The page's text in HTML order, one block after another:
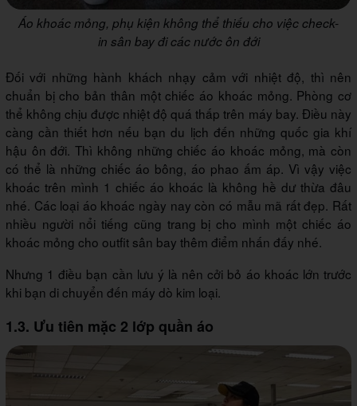
Áo khoác mỏng, phụ kiện không thể thiếu cho việc check-
in sân bay đi các nước ôn đới
Đối với những hành khách nhạy cảm với nhiệt độ, thì nên
chuẩn bị cho bản thân một chiếc áo khoác mỏng. Phòng cơ
thể không chịu được nhiệt độ quá thấp trên máy bay. Điều này
càng cần thiết hơn nếu bạn du lịch đến những quốc gia khí
hậu ôn đới. Thì không những chiếc áo khoác mỏng, mà còn
có thể là những chiếc áo bông, áo phao ấm áp. Vì vậy việc
khoác trên mình 1 chiếc áo khoác là không hề dư thừa đâu
nhé. Các loại áo khoác ngày nay còn có mẫu mã rất đẹp. Rất
nhiều người nổi tiếng cũng trang bị cho mình một chiếc áo
khoác mỏng cho outfit sân bay thêm điểm nhấn đấy nhé.
Nhưng 1 điều bạn cần lưu ý là nên cởi bỏ áo khoác lớn trước
khi bạn di chuyển đến máy dò kim loại.
1.3. Ưu tiên mặc 2 lớp quần áo